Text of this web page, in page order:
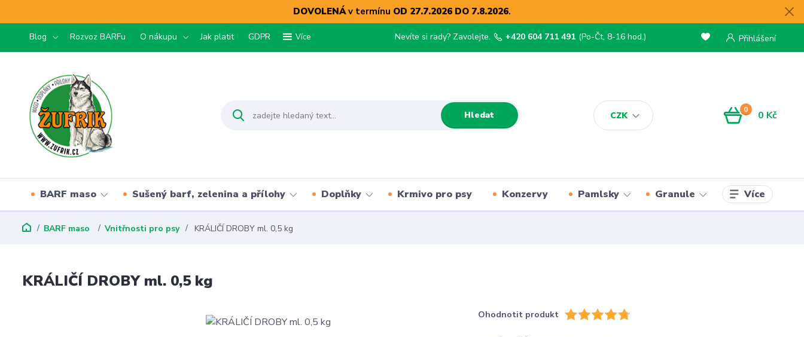
DOVOLENÁv termínu OD 27.7.2026 DO 7.8.2026.
Blog Rozvoz BARFu O nákupu Jak platit GDPR Více
CZK
Přihlášení
Hledat
Nevíte si rady? Zavolejte. +420 604 711 491 (Po-Čt, 8-16 hod.)
0 0 Kč
BARF maso Sušený barf, zelenina a přílohy Doplňky Krmivo pro psy Konzervy Pamlsky Granule Více
BARF maso Vnitřnosti pro psy KRÁLIČÍ DROBY ml. 0,5 kg
KRÁLIČÍ DROBY ml. 0,5 kg
Ohodnotit produkt